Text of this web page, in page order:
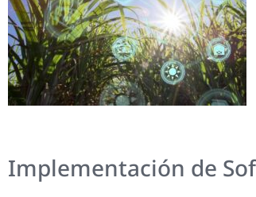
Implementación de